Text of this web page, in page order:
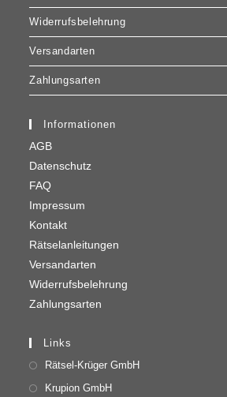
Widerrufsbelehrung
Versandarten
Zahlungsarten
Informationen
AGB
Datenschutz
FAQ
Impressum
Kontakt
Rätselanleitungen
Versandarten
Widerrufsbelehrung
Zahlungsarten
Links
Rätsel-Krüger GmbH
Krupion GmbH